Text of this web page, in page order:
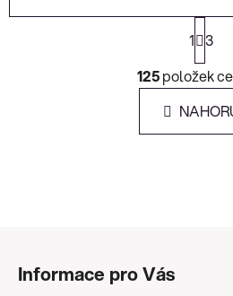
O
v
l
á
d
S
t
r
á
n
k
1 3
125položek
Informace pro Vás